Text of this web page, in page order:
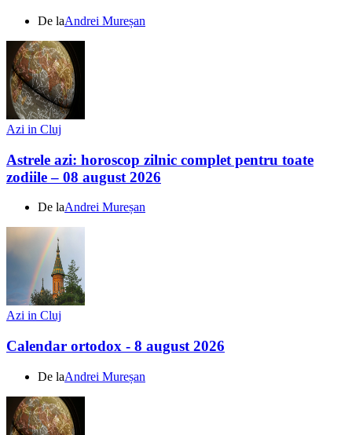
De laAndrei Mureșan
Azi in Cluj
Astrele azi: horoscop zilnic complet pentru toate
zodiile – 08 august 2026
De laAndrei Mureșan
Azi in Cluj
Calendar ortodox - 8 august 2026
De laAndrei Mureșan